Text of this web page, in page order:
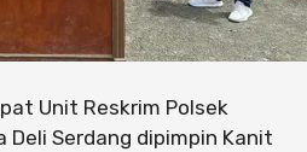
Unit Reskrim Polsek
Deli Serdang dipimpin Kanit